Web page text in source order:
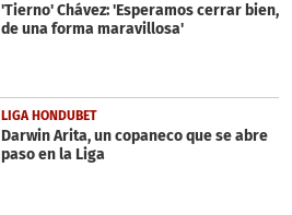
'Tierno' Chávez: 'Esperamos cerrar bien,
de una forma maravillosa'
LIGA HONDUBET
Darwin Arita, un copaneco que se abre
paso en la Liga